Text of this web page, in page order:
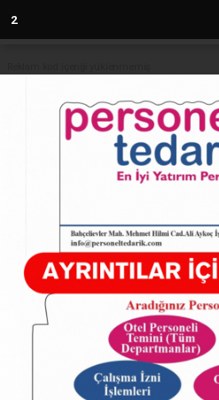
1
Anasayfa
Deniz
Koordinasyon
24.07.2025 - 10:19,
4640+ kez